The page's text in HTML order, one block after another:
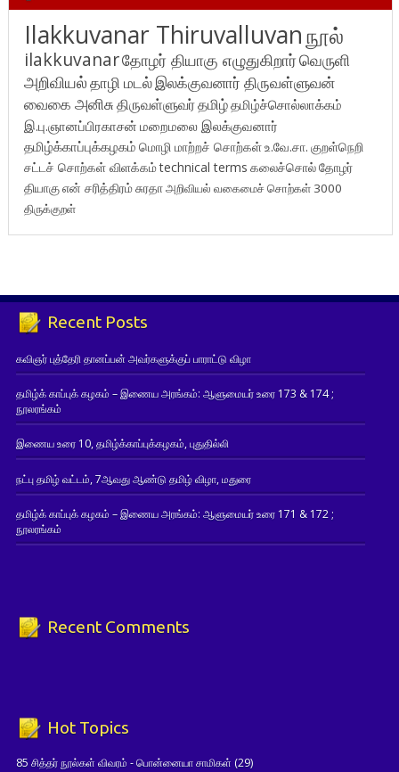
Ilakkuvanar Thiruvalluvanநூல்
ilakkuvanarதோழர் தியாகு எழுதுகிறார்வெருளி
அறிவியல்தாழி மடல்இலக்குவனார் திருவள்ளுவன்
வைகை அனிசுதிருவள்ளுவர்தமிழ்தமிழ்ச்சொல்லாக்கம்
இ.பு.ஞானப்பிரகாசன் மறைமலை இலக்குவனார்
தமிழ்க்காப்புக்கழகம் மொழி மாற்றச் சொற்கள்உ.வே.சா. குறள்நெறி
சட்டச் சொற்கள் விளக்கம்technical terms கலைச்சொல்தோழர்
தியாகுஎன் சரித்திரம்சுரதாஅறிவியல் வகைமைச் சொற்கள் 3000
திருக்குறள்
Recent Posts
கவிஞர் புத்தேரி தானப்பன் அவர்களுக்குப் பாராட்டு விழா
தமிழ்க் காப்புக் கழகம் – இணைய அரங்கம்: ஆளுமையர் உரை 173 & 174 ;
நூலரங்கம்
இணைய உரை 10, தமிழ்க்காப்புக்கழகம், புதுதில்லி
நட்பு தமிழ் வட்டம், 7ஆவது ஆண்டு தமிழ் விழா, மதுரை
தமிழ்க் காப்புக் கழகம் – இணைய அரங்கம்: ஆளுமையர் உரை 171 & 172 ;
நூலரங்கம்
Recent Comments
Hot Topics
85 சித்தர் நூல்கள் விவரம் - பொன்னையா சாமிகள் (29)